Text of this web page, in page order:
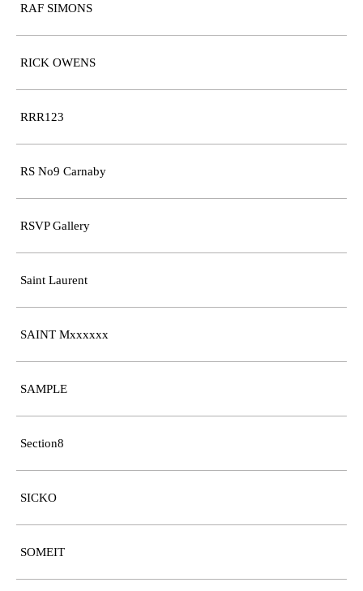
RAF SIMONS
RICK OWENS
RRR123
RS No9 Carnaby
RSVP Gallery
Saint Laurent
SAINT Mxxxxxx
SAMPLE
Section8
SICKO
SOMEIT